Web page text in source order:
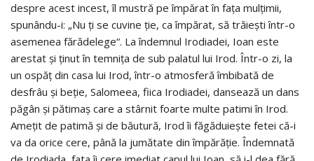
despre acest incest, îl mustră pe împărat în fața mulțimii,
spunându-i: „Nu ți se cuvine ție, ca împărat, să trăiești într-o
asemenea fărădelege“. La îndemnul Irodiadei, Ioan este
arestat și ținut în temnița de sub palatul lui Irod. Într-o zi, la
un ospăț din casa lui Irod, într-o atmosferă îmbibată de
desfrâu și beție, Salomeea, fiica Irodiadei, dansează un dans
păgân și pătimaș care a stârnit foarte multe patimi în Irod.
Amețit de patimă și de băutură, Irod îi făgăduiește fetei că-i
va da orice cere, până la jumătate din împărăție. Îndemnată